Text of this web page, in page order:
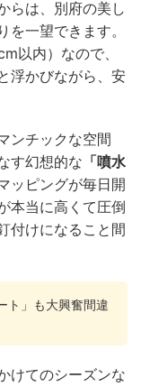
らは、別府の美し
一望できます。
以内）なので、
浮かびながら、安
ンチックな空間
す幻想的な 「噴水
ッピングが毎日開
本当に高くて圧倒
付けになること間
ト」も大興奮間違
けてのシーズンな